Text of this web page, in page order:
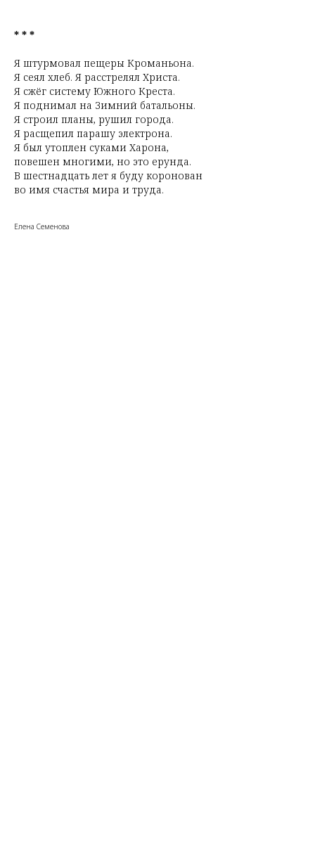
* * *
Я штурмовал пещеры Кроманьона.
Я сеял хлеб. Я расстрелял Христа.
Я сжёг систему Южного Креста.
Я поднимал на Зимний батальоны.
Я строил планы, рушил города.
Я расщепил парашу электрона.
Я был утоплен суками Харона,
повешен многими, но это ерунда.
В шестнадцать лет я буду коронован
во имя счастья мира и труда.
Елена Семенова